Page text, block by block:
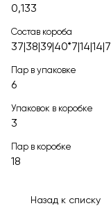
0,133
Состав короба
37|38|39|40*7|14|14|7
Пар в упаковке
6
Упаковок в коробке
3
Пар в коробке
18
Назад к списку